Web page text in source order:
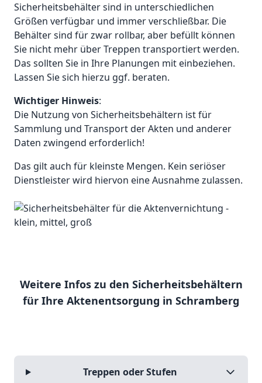
Sicherheitsbehälter sind in unterschiedlichen
Größen verfügbar und immer verschließbar. Die
Behälter sind für zwar rollbar, aber befüllt können
Sie nicht mehr über Treppen transportiert werden.
Das sollten Sie in Ihre Planungen mit einbeziehen.
Lassen Sie sich hierzu ggf. beraten.
Wichtiger Hinweis:
Die Nutzung von Sicherheitsbehältern ist für
Sammlung und Transport der Akten und anderer
Daten zwingend erforderlich!
Das gilt auch für kleinste Mengen. Kein seriöser
Dienstleister wird hiervon eine Ausnahme zulassen.
Weitere Infos zu den Sicherheitsbehältern
für Ihre Aktenentsorgung in Schramberg
Treppen oder Stufen